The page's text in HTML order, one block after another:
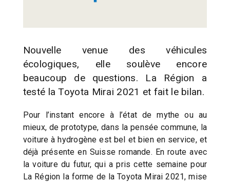
Nouvelle venue des véhicules
écologiques, elle soulève encore
beaucoup de questions. La Région a
testé la Toyota Mirai 2021 et fait le bilan.
Pour l’instant encore à l’état de mythe ou au
mieux, de prototype, dans la pensée commune, la
voiture à hydrogène est bel et bien en service, et
déjà présente en Suisse romande. En route avec
la voiture du futur, qui a pris cette semaine pour
La Région la forme de la Toyota Mirai 2021, mise